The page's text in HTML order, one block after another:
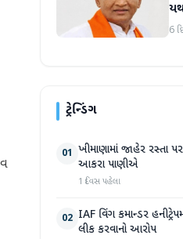
6
ટ્રેન્ડિંગ
01 ખીમાણામાં જાહેર રસ્તા
આકરા પાણીએ
1 દિવસ પહેલા
02 IAF વિંગ કમાન્ડર
લીક કરવાનો આરોપ